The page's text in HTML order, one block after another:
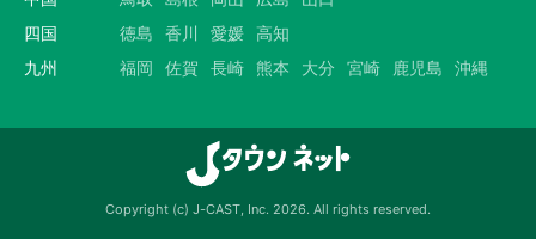
四国
徳島 香川 愛媛 高知
九州
福岡 佐賀 長崎 熊本 大分 宮崎 鹿児島 沖縄
Copyright (c) J-CAST, Inc. 2026. All rights reserved.